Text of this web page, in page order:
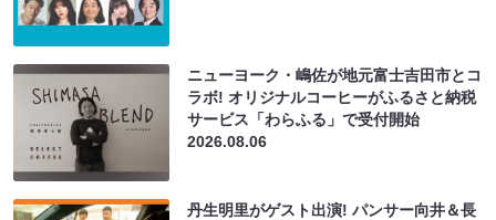
ニューヨーク・嶋佐が地元富士吉田市とコ
ラボ! オリジナルコーヒーがふるさと納税
サービス「わらふる」で受付開始
2026.08.06
丹生明里がゲスト出演! パンサー向井＆長